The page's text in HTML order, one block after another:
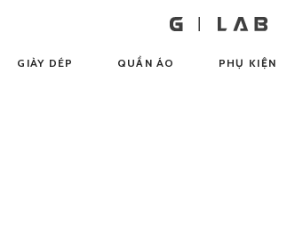
GIÀY DÉP QUẦN ÁO PHỤ KIỆN